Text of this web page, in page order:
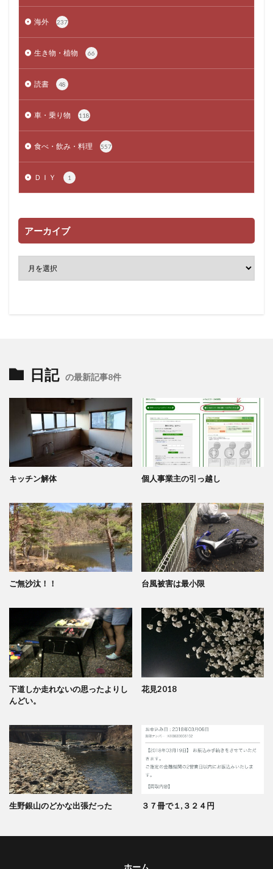
海外 237
生き物・植物 66
読書 48
車・乗り物 118
食べ・飲み・料理 557
ＤＩＹ 1
アーカイブ
日記 の最新記事8件
キッチン解体 個人事業主の引っ越し
ご無沙汰！！ 台風被害は最小限
下道しか走れないの思ったよりし
んどい。
花見2018
生野銀山のどかな出張だった ３７冊で１,３２４円
ホーム